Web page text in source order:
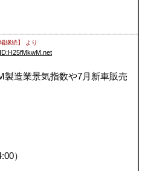
継続】 より
ID:H25fMkwM.net
造業景気指数や7月新車販売
）